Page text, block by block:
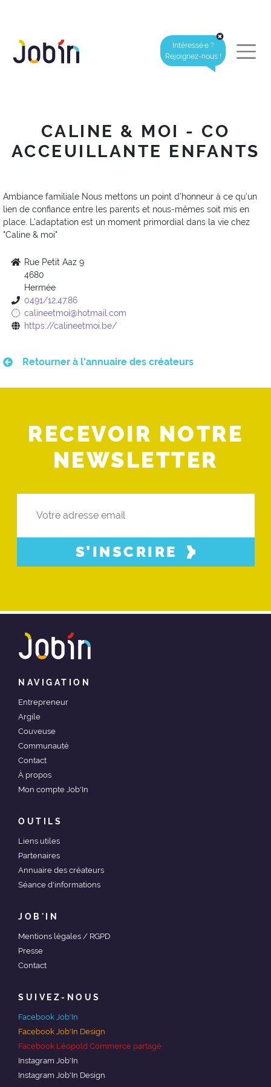
Intéressé·e ?
Rejoignez-nous !
CALINE & MOI - CO
ACCEUILLANTE ENFANTS
Ambiance familiale Nous mettons un point d’honneur à ce qu’un
lien de confiance entre les parents et nous-mêmes soit mis en
place. L’adaptation est un moment primordial dans la vie chez
"Caline & moi"
Rue Petit Aaz 9
4680
Hermée
0491/12.47.86
calineetmoi@hotmail.com
https://calineetmoi.be/
Retourner à l'annuaire des créateurs
RECEVOIR NOTRE
NEWSLETTER
S’INSCRIRE
NAVIGATION
Entrepreneur
Argile
Couveuse
Communauté
Contact
À propos
Mon compte Job'In
OUTILS
Liens utiles
Partenaires
Annuaire des créateurs
Séance d'informations
JOB'IN
Mentions légales / RGPD
Presse
Contact
SUIVEZ-NOUS
Facebook Job'In
Facebook Job'In Design
Facebook Léopold Commerce partagé
Instagram Job'In
Instagram Job'In Design